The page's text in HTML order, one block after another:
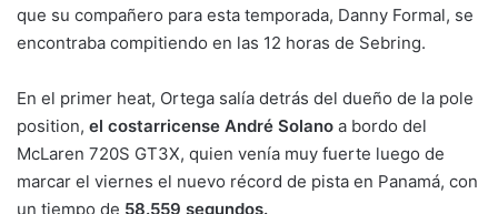
que su compañero para esta temporada, Danny Formal, se
encontraba compitiendo en las 12 horas de Sebring.
En el primer heat, Ortega salía detrás del dueño de la pole
position, el costarricense André Solano a bordo del
McLaren 720S GT3X, quien venía muy fuerte luego de
marcar el viernes el nuevo récord de pista en Panamá, con
un tiempo de 58.559 segundos.